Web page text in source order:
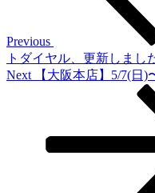
ゲ
ー
Previous
トダイヤル、更新しまし
Next
Next 【大阪本店】5/7(日